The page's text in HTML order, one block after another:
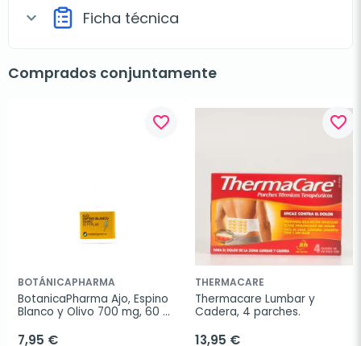
expand_more Ficha técnica
Comprados conjuntamente
favorite_border
BOTÁNICAPHARMA
BotanicaPharma Ajo, Espino
Blanco y Olivo 700 mg, 60
7,95 €
favorite_border
THERMACARE
Thermacare Lumbar y
Cadera, 4 parches.
13,95 €